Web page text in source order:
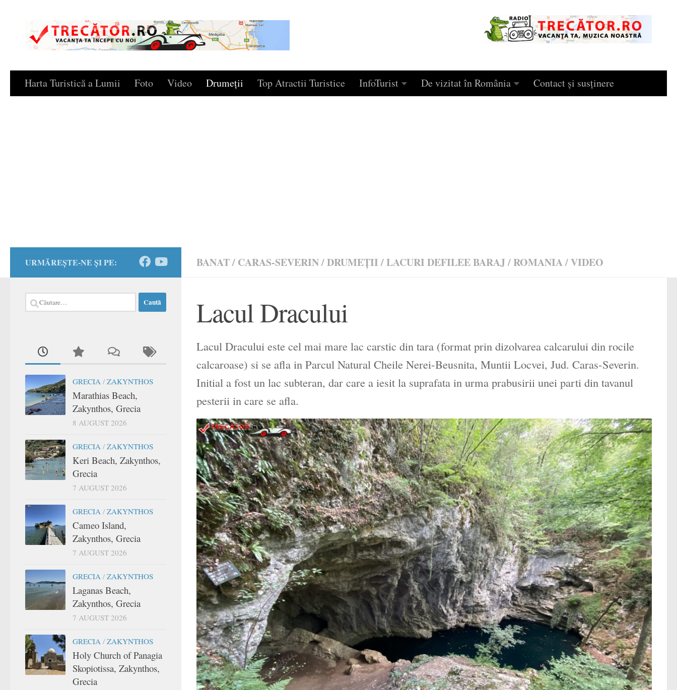
Skip to content
Harta Turistică a Lumii Foto Video Drumeţii Top Atractii Turistice InfoTurist De vizitat în România Contact și susținere
BANAT/ CARAS-SEVERIN/DRUMEŢII /LACURI DEFILEE BARAJ/ ROMANIA/VIDEO
Lacul Dracului
Lacul Dracului este cel mai mare lac carstic din tara (format prin dizolvarea calcarului din rocile
calcaroase) si se afla in Parcul Natural Cheile Nerei-Beusnita, Muntii Locvei, Jud. Caras-Severin.
Initial a fost un lac subteran, dar care a iesit la suprafata in urma prabusirii unei parti din tavanul
pesterii in care se afla.
URMĂREȘTE-NE ȘI PE:
Caută
după:
GRECIA / ZAKYNTHOS
Marathias Beach,
Zakynthos, Grecia
8 AUGUST 2026
GRECIA / ZAKYNTHOS
Keri Beach, Zakynthos,
Grecia
7 AUGUST 2026
GRECIA / ZAKYNTHOS
Cameo Island,
Zakynthos, Grecia
7 AUGUST 2026
GRECIA / ZAKYNTHOS
Laganas Beach,
Zakynthos, Grecia
7 AUGUST 2026
GRECIA / ZAKYNTHOS
Holy Church of Panagia
Skopiotissa, Zakynthos,
Grecia